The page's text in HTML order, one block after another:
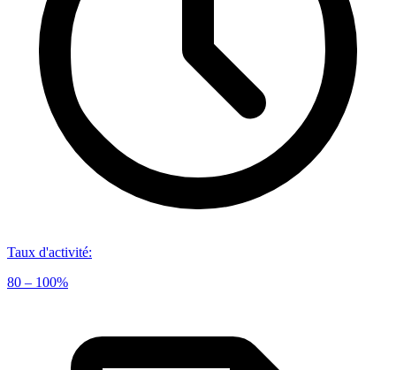
Taux d'activité:
80 – 100%